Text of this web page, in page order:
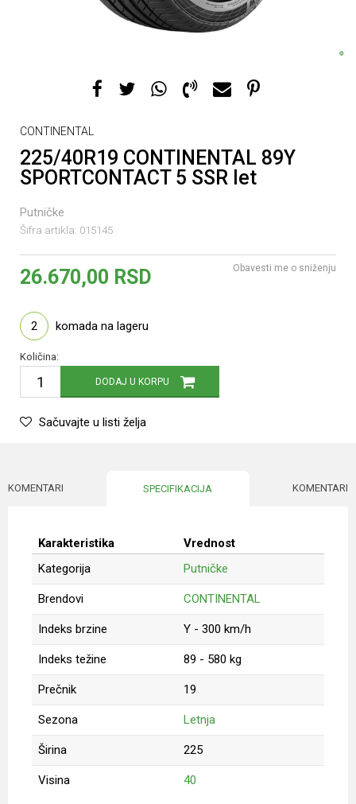
CONTINENTAL
225/40R19 CONTINENTAL 89Y
SPORTCONTACT 5 SSR let
Putničke
Šifra artikla: 015145
26.670,00 RSD Obavesti me o sniženju
2 komada na lageru
Količina:
DODAJ U KORPU
Sačuvajte u listi želja
KOMENTARI SPECIFIKACIJA KOMENTARI
Karakteristika
Vrednost
Kategorija
Putničke
Brendovi CONTINENTAL
Indeks brzine Y - 300 km/h
Indeks težine 89 - 580 kg
Prečnik 19
Sezona Letnja
Širina 225
Visina 40